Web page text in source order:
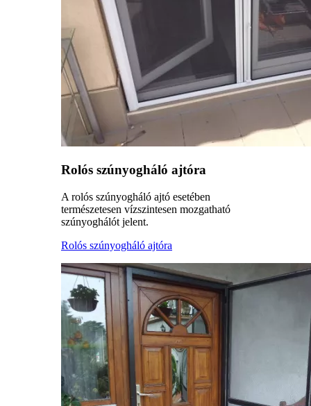
Rolós szúnyogháló ajtóra
A rolós szúnyogháló ajtó esetében
természetesen vízszintesen mozgatható
szúnyoghálót jelent.
Rolós szúnyogháló ajtóra